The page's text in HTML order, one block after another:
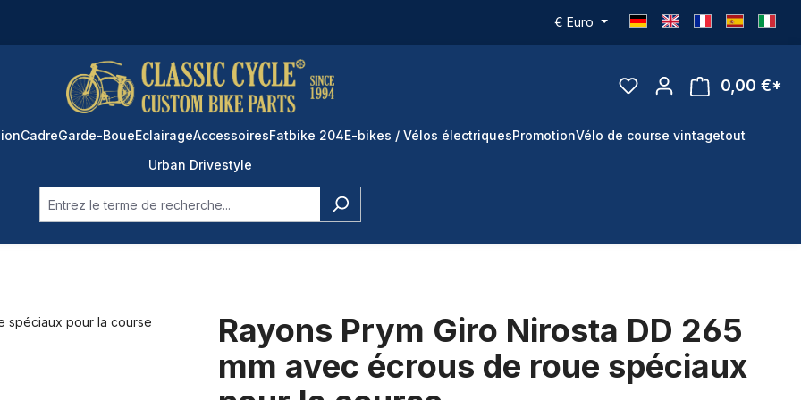
€ Euro
0,00 €*
CadreGarde-BoueEclairageAccessoiresFatbike 204E-bikes / Vélos électriquesPromotionVélo de course vintagetout
Urban Drivestyle
Rayons Prym Giro Nirosta DD 265
mm avec écrous de roue spéciaux